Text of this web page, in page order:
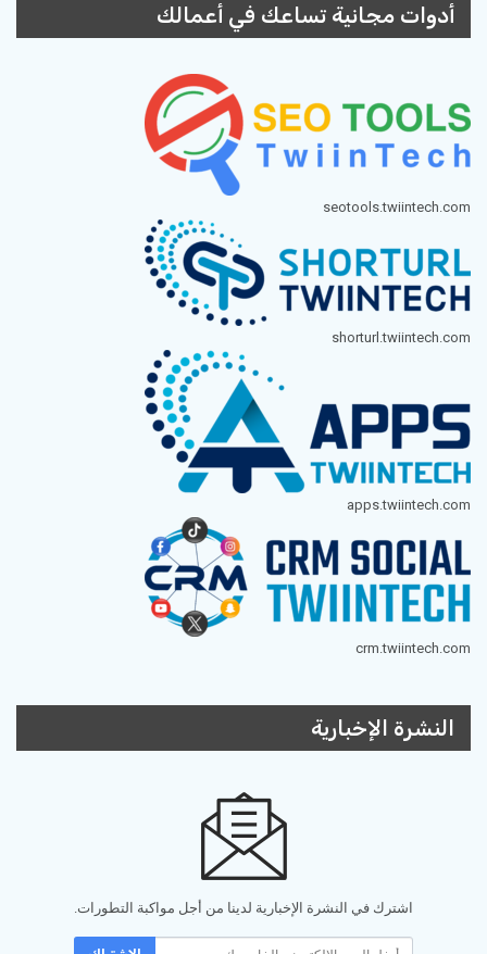
أدوات مجانية تساعك في أعمالك
seotools.twiintech.com
shorturl.twiintech.com
apps.twiintech.com
crm.twiintech.com
النشرة الإخبارية
اشترك في النشرة الإخبارية لدينا من أجل مواكبة التطورات.